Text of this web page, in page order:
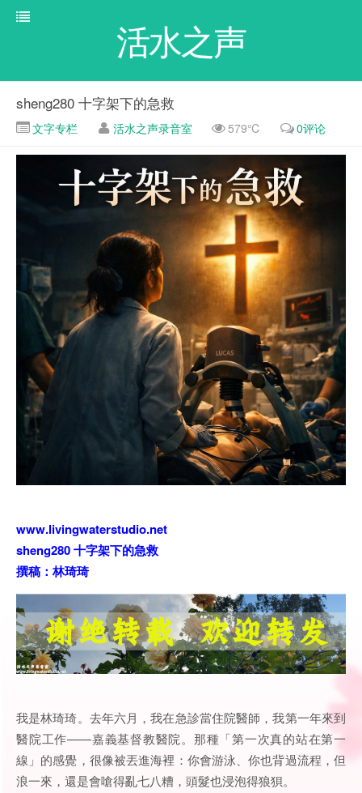
活水之声
sheng280 十字架下的急救
文字专栏 活水之声录音室 579℃ 0评论
www.livingwaterstudio.net
sheng280 十字架下的急救
撰稿：林琦琦
我是林琦琦。去年六月，我在急診當住院醫師，我第一年來到
醫院工作——嘉義基督教醫院。那種「第一次真的站在第一
線」的感覺，很像被丟進海裡：你會游泳、你也背過流程，但
浪一來，還是會嗆得亂七八糟，頭髮也浸泡得狼狽。